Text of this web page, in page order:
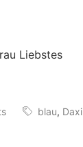
Liebstes
blau, Daxi